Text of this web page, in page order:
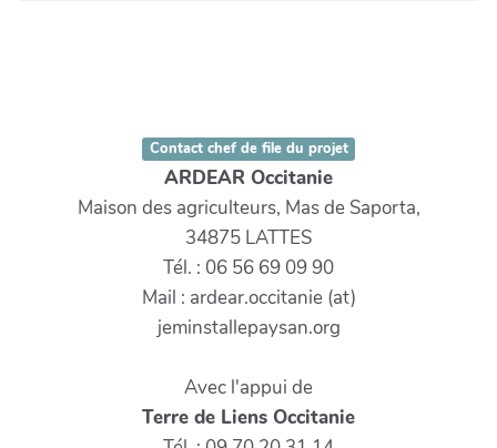
Contact chef de file du projet
ARDEAR Occitanie
Maison des agriculteurs, Mas de Saporta,
34875 LATTES
Tél. : 06 56 69 09 90
Mail : ardear.occitanie (at)
jeminstallepaysan.org
Avec l'appui de
Terre de Liens Occitanie